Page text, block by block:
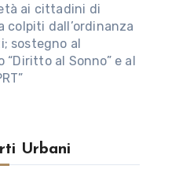
ai cittadini di
colpiti dall’ordinanza
sostegno al
“Diritto al Sonno” e al
Urbani